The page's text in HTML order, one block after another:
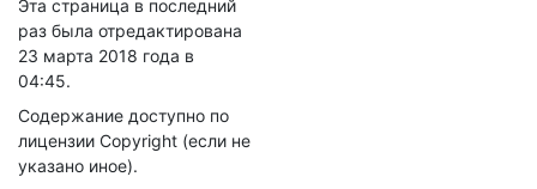
Эта страница в последний
раз была отредактирована
23 марта 2018 года в
04:45.
Содержание доступно по
лицензии Copyright (если не
указано иное).